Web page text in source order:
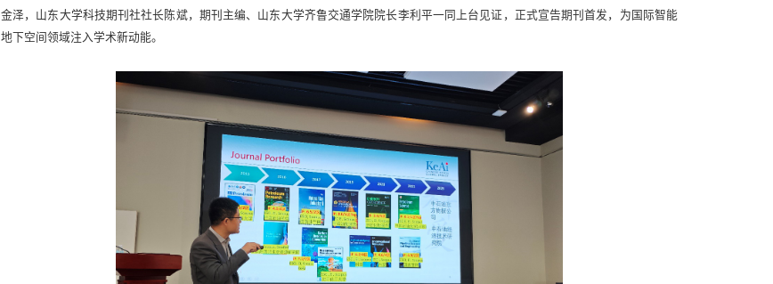
金泽，山东大学科技期刊社社长陈斌，期刊主编、山东大学齐鲁交通学院院长李利平一同上台见证，正式宣告期刊首发，为国际智能
地下空间领域注入学术新动能。